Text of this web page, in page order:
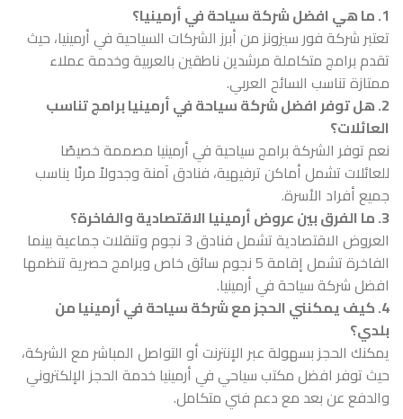
1. ما هي افضل شركة سياحة في أرمينيا؟
تعتبر شركة فور سيزونز من أبرز الشركات السياحية في أرمينيا، حيث
تقدم برامج متكاملة مرشدين ناطقين بالعربية وخدمة عملاء
ممتازة تناسب السائح العربي.
2. هل توفر افضل شركة سياحة في أرمينيا برامج تناسب
العائلات؟
نعم توفر الشركة برامج سياحية في أرمينيا مصممة خصيصًا
للعائلات تشمل أماكن ترفيهية، فنادق آمنة وجدولاً مرنًا يناسب
جميع أفراد الأسرة.
3. ما الفرق بين عروض أرمينيا الاقتصادية والفاخرة؟
العروض الاقتصادية تشمل فنادق 3 نجوم وتنقلات جماعية بينما
الفاخرة تشمل إقامة 5 نجوم سائق خاص وبرامج حصرية تنظمها
افضل شركة سياحة في أرمينيا.
4. كيف يمكنني الحجز مع شركة سياحة في أرمينيا من
بلدي؟
يمكنك الحجز بسهولة عبر الإنترنت أو التواصل المباشر مع الشركة،
حيث توفر افضل مكتب سياحي في أرمينيا خدمة الحجز الإلكتروني
والدفع عن بعد مع دعم فني متكامل.